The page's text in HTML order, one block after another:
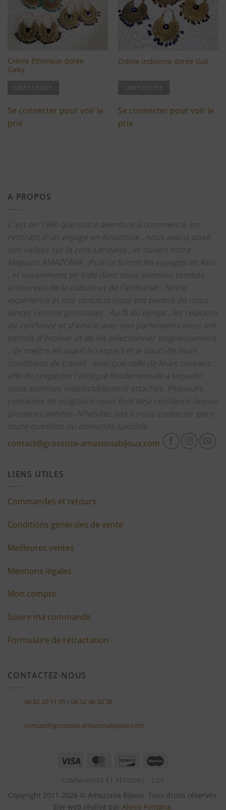
Créole Ethnique dorée
Gaby
Se connecter pour voir le
prix
Créole indienne dorée Gali
Se connecter pour voir le
prix
A PROPOS
contact@grossiste-amazoniabijoux.com
LIENS UTILES
Commandes et retours
Conditions générales de vente
Meilleures ventes
Mentions légales
Mon compte
Suivre ma commande
Formulaire de rétractation
CONTACTEZ-NOUS
06 82 20 11 05/ 06 52 46 32 38
contact@grossiste-amazoniabijoux.com
Visa MasterCardDiscover
COMMANDES ET RETOURS CGV
Copyright 2011-2026 © Amazonia Bijoux. Tous droits réservés.
Site web réalisé par Alexis Fontana.